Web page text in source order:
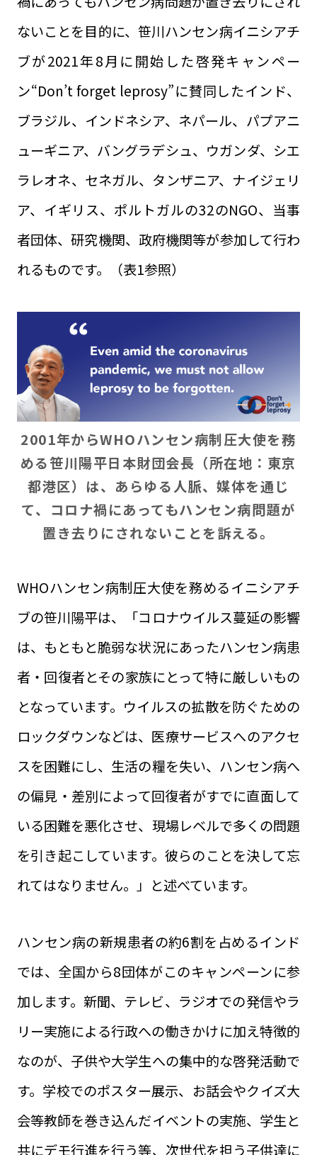
ないことを目的に、笹川ハンセン病イニシアチ
ブが2021年8月に開始した啓発キャンペー
ン“Don’t forget leprosy”に賛同したインド、
ブラジル、インドネシア、ネパール、パプアニ
ューギニア、バングラデシュ、ウガンダ、シエ
ラレオネ、セネガル、タンザニア、ナイジェリ
ア、イギリス、ポルトガルの32のNGO、当事
者団体、研究機関、政府機関等が参加して行わ
れるものです。（表1参照）
2001年からWHOハンセン病制圧大使を務
める笹川陽平日本財団会長（所在地：東京
都港区）は、あらゆる人脈、媒体を通じ
て、コロナ禍にあってもハンセン病問題が
置き去りにされないことを訴える。
WHOハンセン病制圧大使を務めるイニシアチ
ブの笹川陽平は、「コロナウイルス蔓延の影響
は、もともと脆弱な状況にあったハンセン病患
者・回復者とその家族にとって特に厳しいもの
となっています。ウイルスの拡散を防ぐための
ロックダウンなどは、医療サービスへのアクセ
スを困難にし、生活の糧を失い、ハンセン病へ
の偏見・差別によって回復者がすでに直面して
いる困難を悪化させ、現場レベルで多くの問題
を引き起こしています。彼らのことを決して忘
れてはなりません。」と述べています。
ハンセン病の新規患者の約6割を占めるインド
では、全国から8団体がこのキャンペーンに参
加します。新聞、テレビ、ラジオでの発信やラ
リー実施による行政への働きかけに加え特徴的
なのが、子供や大学生への集中的な啓発活動で
す。学校でのポスター展示、お話会やクイズ大
会等教師を巻き込んだイベントの実施、学生と
共にデモ行進を行う等、次世代を担う子供達に